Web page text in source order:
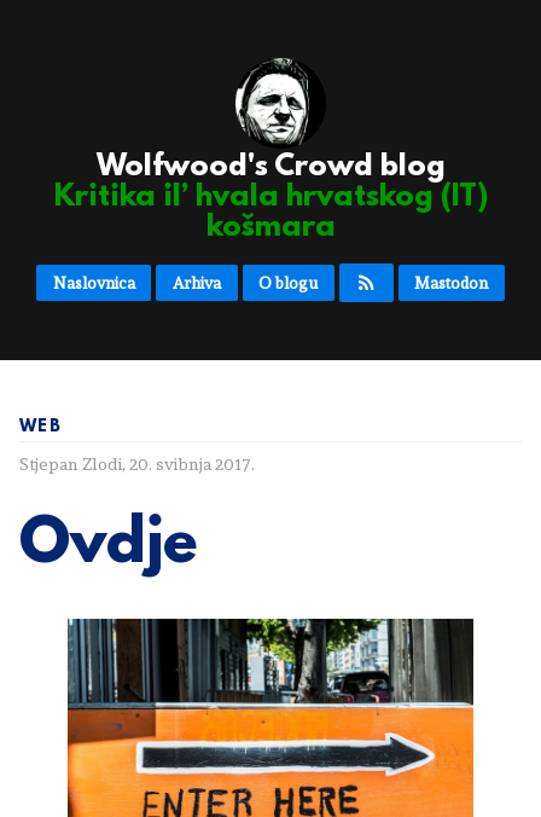
Wolfwood's Crowd blog
Kritika il’ hvala hrvatskog (IT)
košmara
Naslovnica Arhiva O blogu Mastodon
WEB
Stjepan Zlodi, 20. svibnja 2017.
Ovdje